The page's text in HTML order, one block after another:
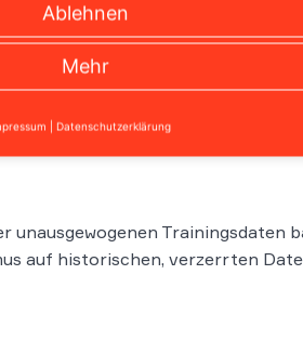
Unternehmen?
Risiken. Diese Fehlerquellen
Trainingsdaten
auf historischen, verzerrten
Ablehnen
Mehr
Datenschutzerklärung